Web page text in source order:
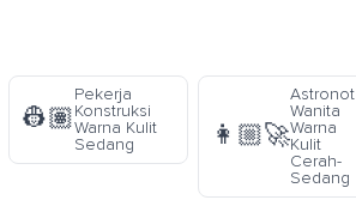
👷🏽
Pekerja
Konstruksi
Warna Kulit
Sedang
👩🏼‍🚀
Astronot
Wanita
Warna
Kulit
Cerah-
Sedang